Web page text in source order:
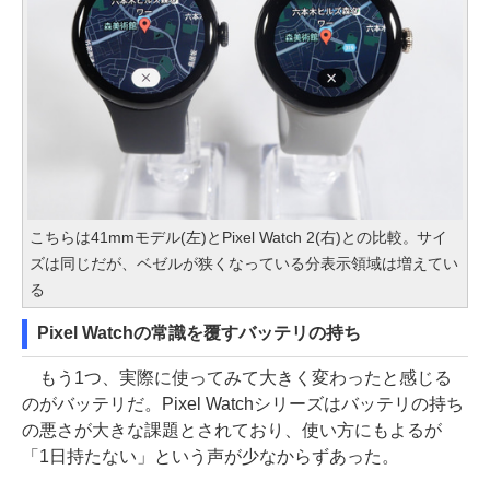
こちらは41mmモデル(左)とPixel Watch 2(右)との比較。サイ
ズは同じだが、ベゼルが狭くなっている分表示領域は増えてい
る
Pixel Watchの常識を覆すバッテリの持ち
もう1つ、実際に使ってみて大きく変わったと感じる
のがバッテリだ。Pixel Watchシリーズはバッテリの持ち
の悪さが大きな課題とされており、使い方にもよるが
「1日持たない」という声が少なからずあった。